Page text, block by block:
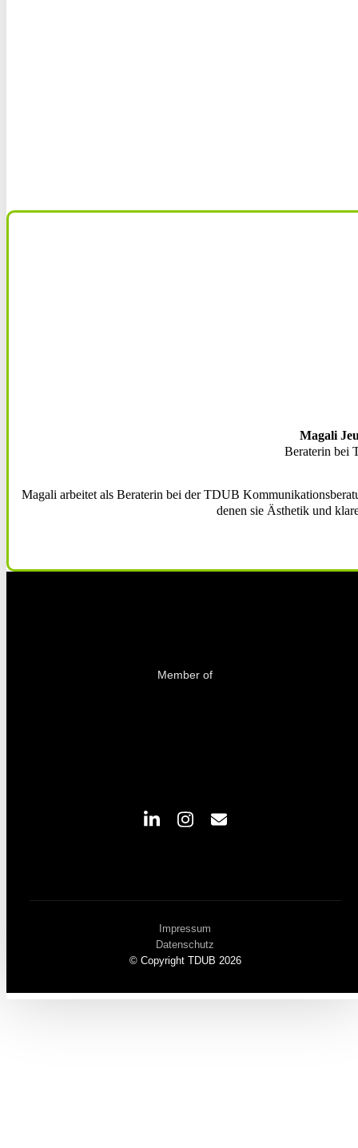
Magali
Beraterin bei
Magali arbeitet als Beraterin bei der TDUB
denen sie Ästhetik und
Member of
© Copyright TDUB 2026
Impressum
Datenschutz